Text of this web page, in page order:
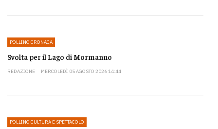
POLLINO CRONACA
Svolta per il Lago di Mormanno
REDAZIONE MERCOLEDÌ 05 AGOSTO 2026 14:44
POLLINO CULTURA E SPETTACOLO